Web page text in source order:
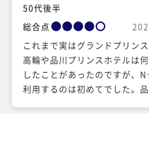
50代後半
総合点
これまで実はグランドプリン
高輪や品川プリンスホテルは
したことがあったのですが、N
利用するのは初めてでした。
込みの朝食の内容も想像して